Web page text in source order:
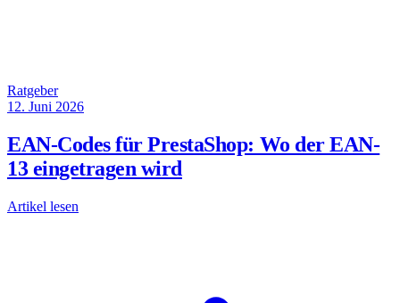
Ratgeber
12. Juni 2026
EAN-Codes für PrestaShop: Wo der EAN-
13 eingetragen wird
Artikel lesen